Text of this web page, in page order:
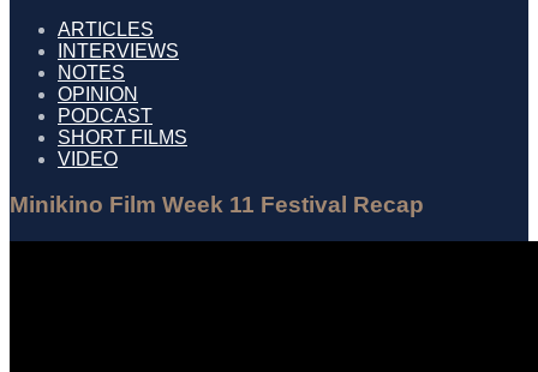
ARTICLES
INTERVIEWS
NOTES
OPINION
PODCAST
SHORT FILMS
VIDEO
Minikino Film Week 11 Festival Recap